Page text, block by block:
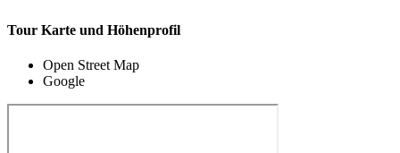
Tour Karte und Höhenprofil
Open Street Map
Google